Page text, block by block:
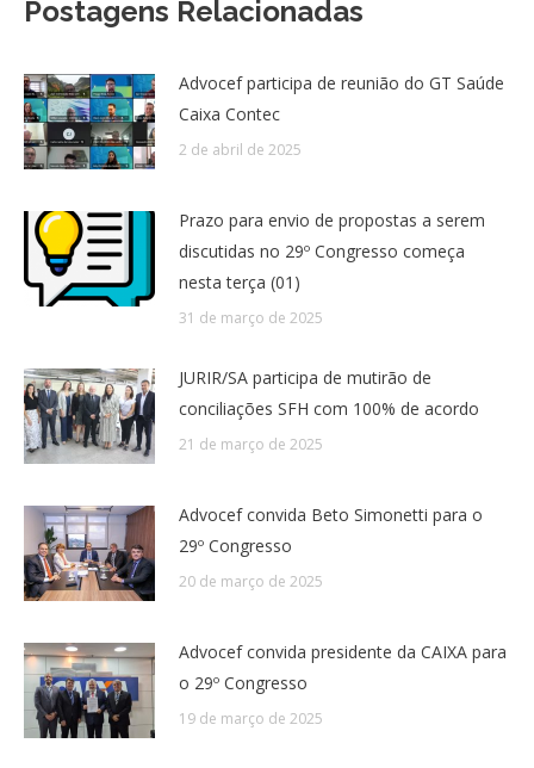
Postagens Relacionadas
Advocef participa de reunião do GT Saúde
Caixa Contec
2 de abril de 2025
Prazo para envio de propostas a serem
discutidas no 29º Congresso começa
nesta terça (01)
31 de março de 2025
JURIR/SA participa de mutirão de
conciliações SFH com 100% de acordo
21 de março de 2025
Advocef convida Beto Simonetti para o
29º Congresso
20 de março de 2025
Advocef convida presidente da CAIXA para
o 29º Congresso
19 de março de 2025